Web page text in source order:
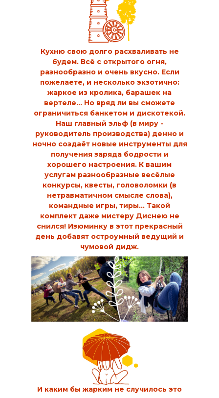
Кухню свою долго расхваливать не
будем. Всё с открытого огня,
разнообразно и очень вкусно. Если
пожелаете, и несколько экзотично:
жаркое из кролика, барашек на
вертеле… Но вряд ли вы сможете
ограничиться банкетом и дискотекой.
Наш главный эльф (в миру -
руководитель производства) денно и
ночно создаёт новые инструменты для
получения заряда бодрости и
хорошего настроения. К вашим
услугам разнообразные весёлые
конкурсы, квесты, головоломки (в
нетравматичном смысле слова),
командные игры, тиры… Такой
комплект даже мистеру Диснею не
снился! Изюминку в этот прекрасный
день добавят остроумный ведущий и
чумовой дидж.
И каким бы жарким не случилось это